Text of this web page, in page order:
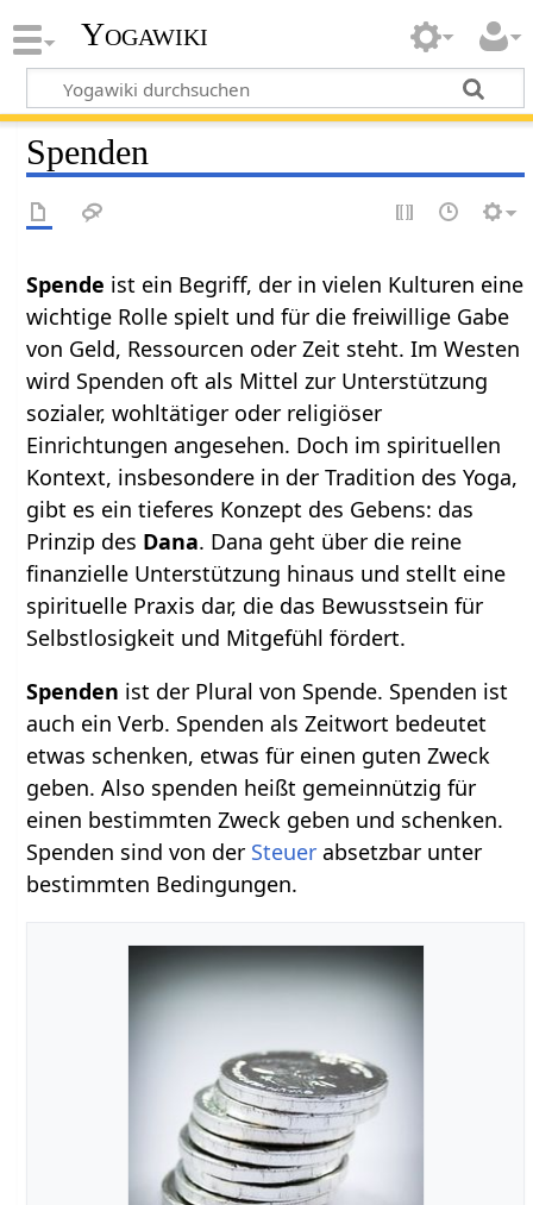
Yogawiki
Spenden
Spende ist ein Begriff, der in vielen Kulturen eine
wichtige Rolle spielt und für die freiwillige Gabe
von Geld, Ressourcen oder Zeit steht. Im Westen
wird Spenden oft als Mittel zur Unterstützung
sozialer, wohltätiger oder religiöser
Einrichtungen angesehen. Doch im spirituellen
Kontext, insbesondere in der Tradition des Yoga,
gibt es ein tieferes Konzept des Gebens: das
Prinzip des Dana. Dana geht über die reine
finanzielle Unterstützung hinaus und stellt eine
spirituelle Praxis dar, die das Bewusstsein für
Selbstlosigkeit und Mitgefühl fördert.
ist der Plural von Spende. Spenden ist
auch ein Verb. Spenden als Zeitwort bedeutet
etwas schenken, etwas für einen guten Zweck
geben. Also spenden heißt gemeinnützig für
einen bestimmten Zweck geben und schenken.
Spenden sind von der Steuer absetzbar unter
bestimmten Bedingungen.